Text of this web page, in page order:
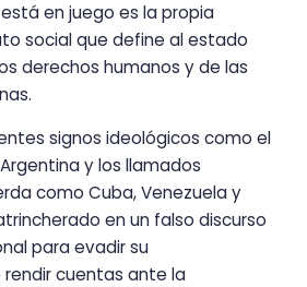
en juego es la propia
social que define al estado
derechos humanos y de las
signos ideológicos como el
y los llamados
como Cuba, Venezuela y
en un falso discurso
para evadir su
cuentas ante la